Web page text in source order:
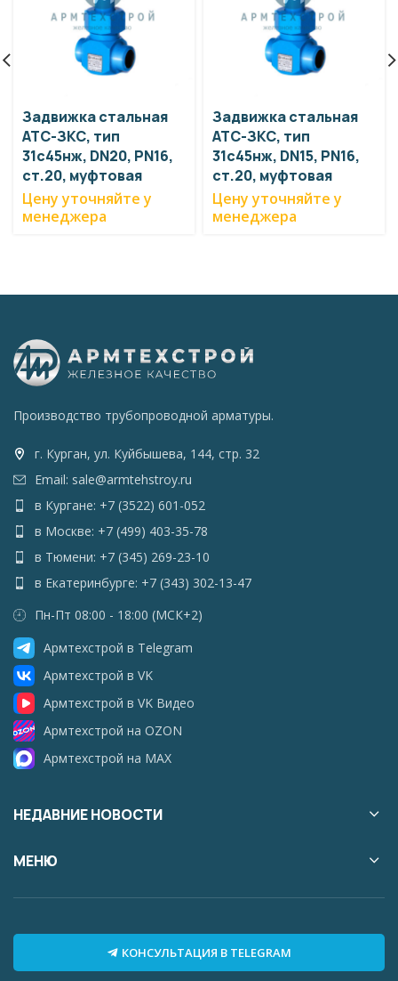
Задвижка стальная
АТС-ЗКС, тип
31с45нж, DN20, PN16,
ст.20, муфтовая
Цену уточняйте у
менеджера
Задвижка стальная
АТС-ЗКС, тип
31с45нж, DN15, PN16,
ст.20, муфтовая
Цену уточняйте у
менеджера
Производство трубопроводной арматуры.
г. Курган, ул. Куйбышева, 144, стр. 32
Email: sale@armtehstroy.ru
в Кургане: +7 (3522) 601-052
в Москве: +7 (499) 403-35-78
в Тюмени: +7 (345) 269-23-10
в Екатеринбурге: +7 (343) 302-13-47
Пн-Пт 08:00 - 18:00 (МСК+2)
Армтехстрой в Telegram
Армтехстрой в VK
Армтехстрой в VK Видео
Армтехстрой на OZON
Армтехстрой на MAX
НЕДАВНИЕ НОВОСТИ
МЕНЮ
КОНСУЛЬТАЦИЯ В TELEGRAM